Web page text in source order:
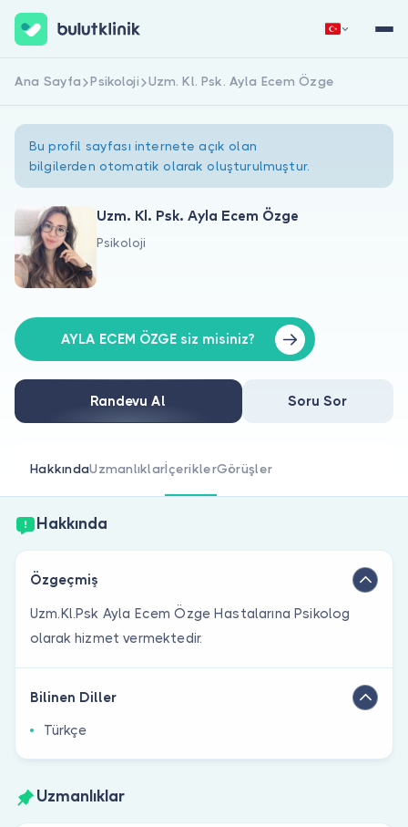
Hakkımızda
Doktorlar için
Doktor musunuz?
Hemen Kaydol Giriş Yap
Ana Sayfa Psikoloji Uzm. Kl. Psk. Ayla Ecem Özge
Bu profil sayfası internete açık olan
bilgilerden otomatik olarak oluşturulmuştur.
Uzm. Kl. Psk. Ayla Ecem Özge
Psikoloji
AYLA ECEM ÖZGE siz misiniz?
Randevu Al Soru Sor
HakkındaUzmanlıklarİçeriklerGörüşler
Hakkında
Özgeçmiş
Uzm.Kl.Psk Ayla Ecem Özge Hastalarına Psikolog
olarak hizmet vermektedir.
Bilinen Diller
Türkçe
Uzmanlıklar